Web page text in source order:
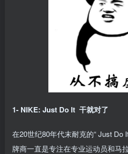
1- NIKE: Just Do It 干就对了
在20世纪80年代末耐克的“ Just Do
牌商一直是专注在专业运动员和马